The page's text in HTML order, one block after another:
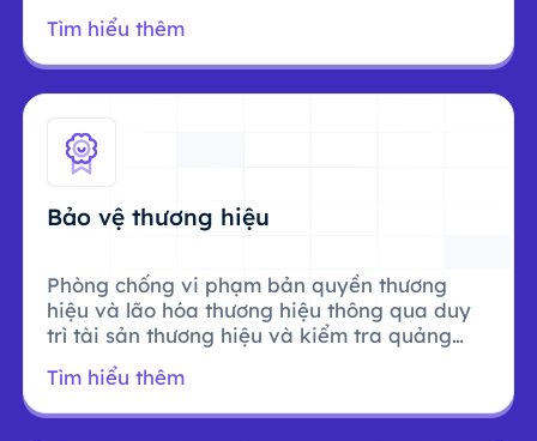
Tìm hiểu thêm
Bảo vệ thương hiệu
Phòng chống vi phạm bản quyền thương
hiệu và lão hóa thương hiệu thông qua duy
trì tài sản thương hiệu và kiểm tra quảng
Tìm hiểu thêm